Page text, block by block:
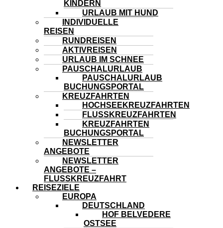
KINDERN
URLAUB MIT HUND
INDIVIDUELLE
REISEN
RUNDREISEN
AKTIVREISEN
URLAUB IM SCHNEE
PAUSCHALURLAUB
PAUSCHALURLAUB
BUCHUNGSPORTAL
KREUZFAHRTEN
HOCHSEEKREUZFAHRTEN
FLUSSKREUZFAHRTEN
KREUZFAHRTEN
BUCHUNGSPORTAL
NEWSLETTER
ANGEBOTE
NEWSLETTER
ANGEBOTE –
FLUSSKREUZFAHRT
REISEZIELE
EUROPA
DEUTSCHLAND
HOF BELVEDERE
OSTSEE